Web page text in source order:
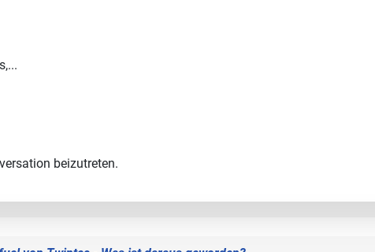
beizutreten.